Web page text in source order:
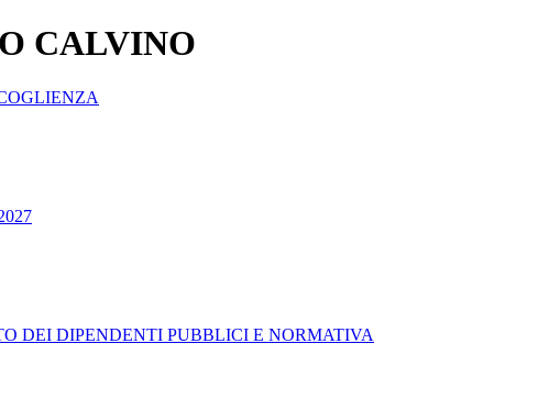
CALVINO
DEI DIPENDENTI PUBBLICI E NORMATIVA